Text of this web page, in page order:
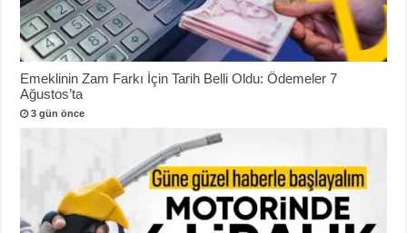
Emeklinin Zam Farkı İçin Tarih Belli Oldu: Ödemeler 7
Ağustos’ta
3 gün önce